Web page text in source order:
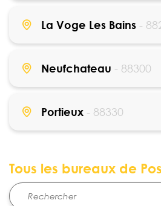
La Voge Les Bains -
Neufchateau - 88300
Portieux - 88330
Tous les bureaux de